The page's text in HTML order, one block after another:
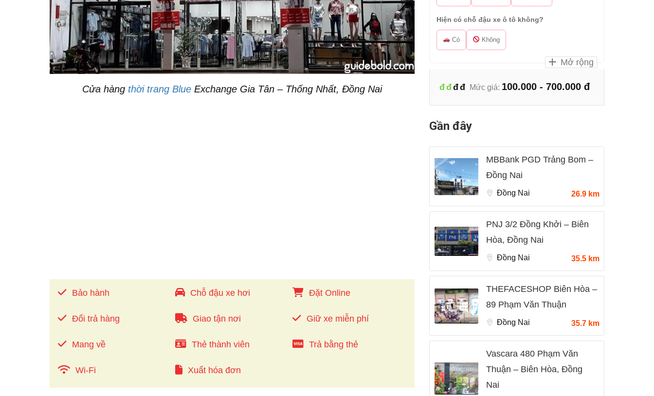
Cửa hàng thời trang Blue Exchange Gia Tân – Thống Nhất, Đồng Nai
Bảo hành Chỗ đậu xe hơi Đặt Online
Đổi trả hàng Giao tận nơi Giữ xe miễn phí
Mang về Thẻ thành viên Trả bằng thẻ
Wi-Fi Xuất hóa đơn
Hiện có chỗ đậu xe ô tô không?
Có Không
Mở rộng
đđđđ Mức giá: 100.000 - 700.000 đ
Gần đây
MBBank PGD Trảng Bom –
Đồng Nai
Đồng Nai 26.9 km
PNJ 3/2 Đồng Khởi – Biên
Hòa, Đồng Nai
Đồng Nai 35.5 km
THEFACESHOP Biên Hòa –
89 Phạm Văn Thuận
Đồng Nai 35.7 km
Vascara 480 Phạm Văn
Thuận – Biên Hòa, Đồng
Nai